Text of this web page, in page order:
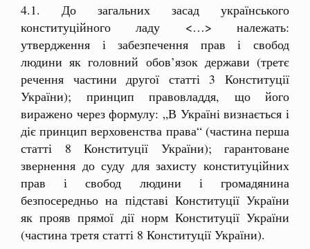
4.1. До загальних засад українського
конституційного ладу <…> належать:
утвердження і забезпечення прав і свобод
людини як головний обов’язок держави (третє
речення частини другої статті 3 Конституції
України); принцип правовладдя, що його
виражено через формулу: „В Україні визнається і
діє принцип верховенства права“ (частина перша
статті 8 Конституції України); гарантоване
звернення до суду для захисту конституційних
прав і свобод людини і громадянина
безпосередньо на підставі Конституції України
як прояв прямої дії норм Конституції України
(частина третя статті 8 Конституції України).